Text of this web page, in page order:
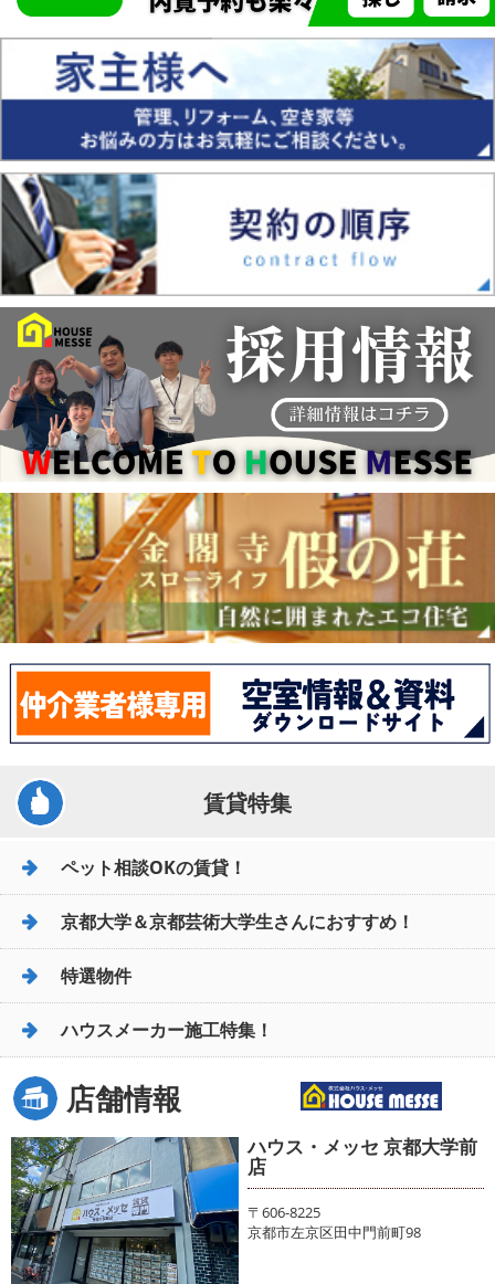
賃貸特集
ペット相談OKの賃貸！
京都大学＆京都芸術大学生さんにおすすめ！
特選物件
ハウスメーカー施工特集！
店舗情報
ハウス・メッセ 京都大学前
店
〒606-8225
京都市左京区田中門前町98